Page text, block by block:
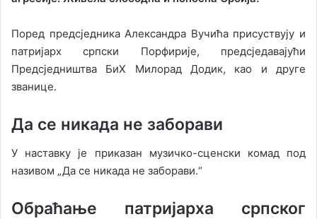
Поред предсједника Александра Вучића присуствују и
патријарх српски Порфирије, предсједавајући
Предсједништва БиХ Милорад Додик, као и друге
званице.
Да се никада не заборави
У наставку је приказан музичко-сценски комад под
називом „Да се никада не заборави.“
Обраћање патријарха српског